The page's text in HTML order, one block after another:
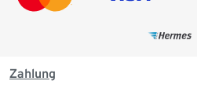
Zahlung